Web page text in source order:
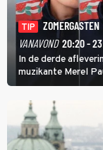
TIP
ZOMERGASTEN
VANAVOND 20:20 -
In de derde
muzikante Merel
boeiende avond
identiteit: